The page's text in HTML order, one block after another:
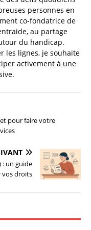
personnes en
co-fondatrice de
au partage
du handicap.
les lignes, je souhaite
activement à une
pour faire votre
: un guide
droits